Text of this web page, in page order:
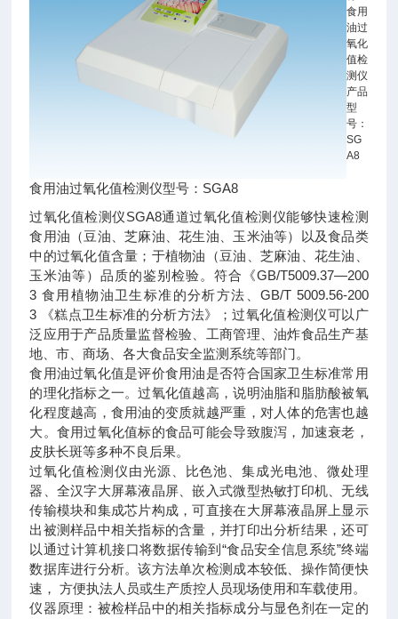
食用
油过
氧化
值检
测仪
产品
型
号：
SG
A8
食用油过氧化值检测仪型号：SGA8
过氧化值检测仪SGA8通道过氧化值检测仪能够快速检测
食用油（豆油、芝麻油、花生油、玉米油等）以及食品类
中的过氧化值含量；于植物油（豆油、芝麻油、花生油、
玉米油等）品质的鉴别检验。符合《GB/T5009.37—200
3 食用植物油卫生标准的分析方法、GB/T 5009.56-200
3 《糕点卫生标准的分析方法》；过氧化值检测仪可以广
泛应用于产品质量监督检验、工商管理、油炸食品生产基
地、市、商场、各大食品安全监测系统等部门。
食用油过氧化值是评价食用油是否符合国家卫生标准常用
的理化指标之一。过氧化值越高，说明油脂和脂肪酸被氧
化程度越高，食用油的变质就越严重，对人体的危害也越
大。食用过氧化值标的食品可能会导致腹泻，加速衰老，
皮肤长斑等多种不良后果。
过氧化值检测仪由光源、比色池、集成光电池、微处理
器、全汉字大屏幕液晶屏、嵌入式微型热敏打印机、无线
传输模块和集成芯片构成，可直接在大屏幕液晶屏上显示
出被测样品中相关指标的含量，并打印出分析结果，还可
以通过计算机接口将数据传输到“食品安全信息系统”终端
数据库进行分析。该方法单次检测成本较低、操作简便快
速， 方便执法人员或生产质控人员现场使用和车载使用。
仪器原理：被检样品中的相关指标成分与显色剂在一定的